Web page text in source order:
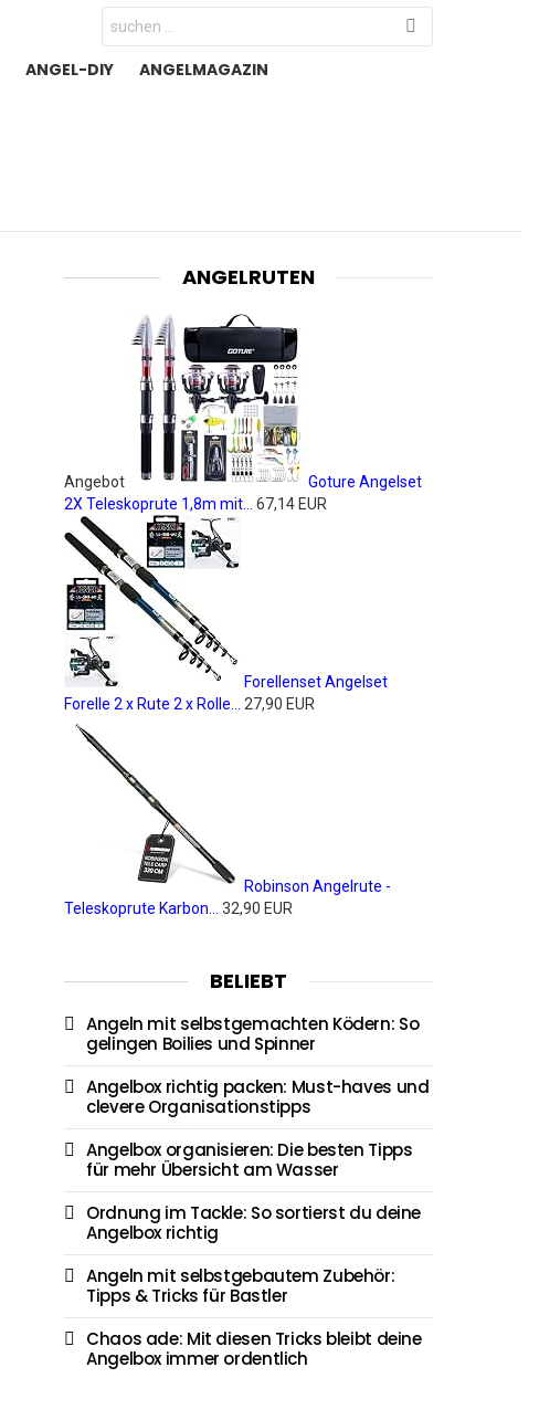
Search
for:
ANGEL-DIY
ANGELMAGAZIN
ANGELRUTEN
Angebot
Goture Angelset
2X Teleskoprute 1,8m mit...
67,14 EUR
Forellenset Angelset
Forelle 2 x Rute 2 x Rolle...
27,90 EUR
Robinson Angelrute -
Teleskoprute Karbon...
32,90 EUR
BELIEBT
Angeln mit selbstgemachten Ködern: So
gelingen Boilies und Spinner
Angelbox richtig packen: Must-haves und
clevere Organisationstipps
Angelbox organisieren: Die besten Tipps
für mehr Übersicht am Wasser
Ordnung im Tackle: So sortierst du deine
Angelbox richtig
Angeln mit selbstgebautem Zubehör:
Tipps & Tricks für Bastler
Chaos ade: Mit diesen Tricks bleibt deine
Angelbox immer ordentlich